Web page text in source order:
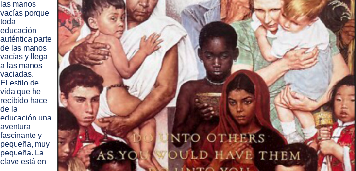
las manos
vacías porque
toda
educación
auténtica parte
de las manos
vacías y llega
a las manos
vaciadas.
El estilo de
vida que he
recibido hace
de la
educación una
aventura
fascinante y
pequeña, muy
pequeña. La
clave está en